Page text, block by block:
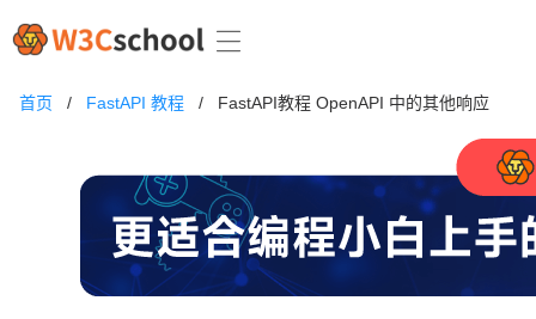
首页 / FastAPI 教程 / FastAPI教程 OpenAPI 中的其他响应